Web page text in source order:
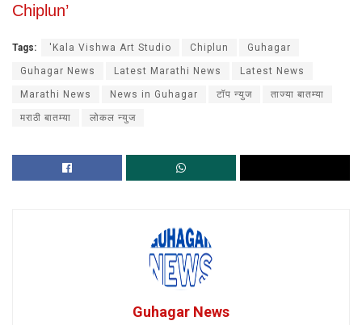
Chiplun’
Tags: 'Kala Vishwa Art Studio Chiplun Guhagar
Guhagar News Latest Marathi News Latest News
Marathi News News in Guhagar टॉप न्युज ताज्या बातम्या
मराठी बातम्या लोकल न्युज
Guhagar News